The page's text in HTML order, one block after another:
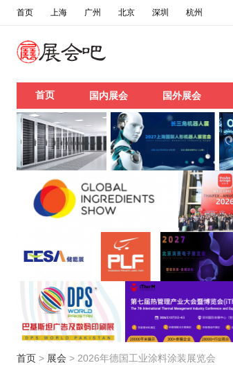
首页 上海 广州 北京 深圳 杭州
首页 国内展会 国外展会
首页 > 展会 > 2026年德国工业涂料涂装展览会